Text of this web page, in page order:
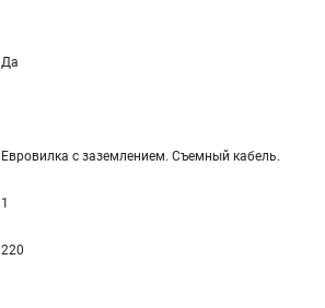
Да
Евровилка с заземлением. Съемный кабель.
1
220